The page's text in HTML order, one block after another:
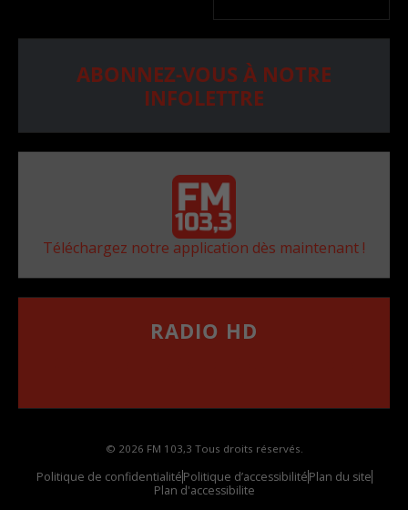
ABONNEZ-VOUS À NOTRE
INFOLETTRE
Téléchargez notre application dès maintenant !
RADIO HD
© 2026 FM 103,3 Tous droits réservés.
Politique de confidentialitéPolitique d’accessibilitéPlan du site
Plan d'accessibilite